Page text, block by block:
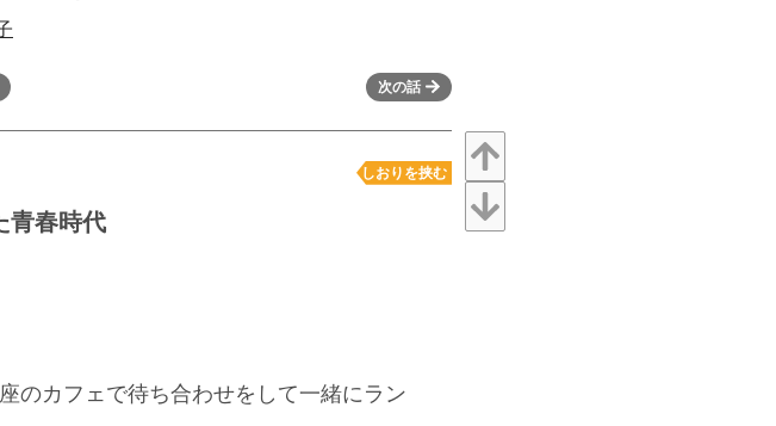
次の話
しおりを挟む
青春時代
のカフェで待ち合わせをして一緒にラン